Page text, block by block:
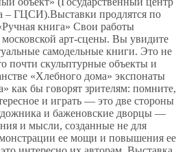
– ГЦСИ).Выставки продлятся по
книга» Свои работы
арт-сцены. Вы увидите
самодельные книги. Это не
почти скульптурные объекты и
«Хлебного дома» экспонаты
как бы говорят зрителям: помните,
и играть — это две стороны
и баженовские дворцы —
и мысли, созданные не для
ее мощи и повышения ее